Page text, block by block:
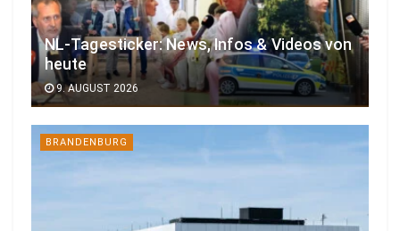
NL-Tagesticker: News, Infos & Videos von
heute
9. AUGUST 2026
BRANDENBURG